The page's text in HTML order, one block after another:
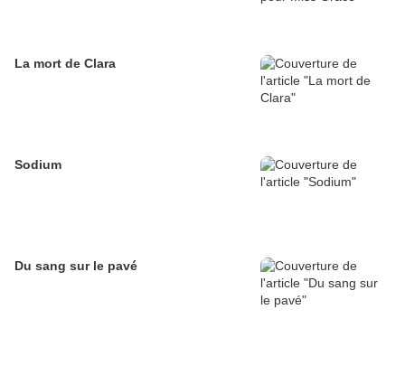
La mort de Clara
Sodium
Du sang sur le pavé